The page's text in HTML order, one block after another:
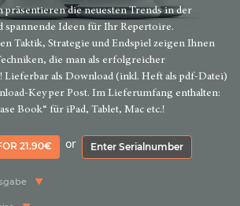
präsentieren die neuesten Trends in der
Ideen für Ihr Repertoire.
Taktik, Strategie und Endspiel zeigen Ihnen
die man als erfolgreicher
Lieferbar als Download (inkl. Heft als pdf-Datei)
Key per Post. Im Lieferumfang enthalten:
Book“ für iPad, Tablet, Mac etc.!
21.90€ or Enter Serialnumber